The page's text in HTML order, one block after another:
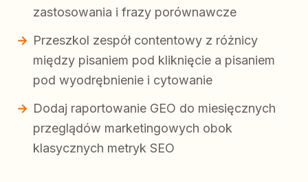
zastosowania i frazy porównawcze
Przeszkol zespół contentowy z różnicy
między pisaniem pod kliknięcie a pisaniem
pod wyodrębnienie i cytowanie
Dodaj raportowanie GEO do miesięcznych
przeglądów marketingowych obok
klasycznych metryk SEO